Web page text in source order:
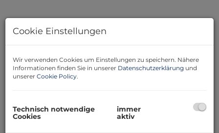
Cookie Einstellungen
Wir verwenden Cookies um Einstellungen zu speichern. Nähere
Informationen finden Sie in unserer Datenschutzerklärung und
unserer Cookie Policy.
Technisch notwendige
Cookies
immer
aktiv